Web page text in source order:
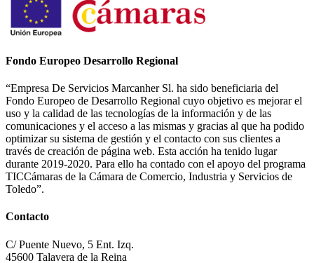
Fondo Europeo Desarrollo Regional
“Empresa De Servicios Marcanher Sl. ha sido beneficiaria del
Fondo Europeo de Desarrollo Regional cuyo objetivo es mejorar el
uso y la calidad de las tecnologías de la información y de las
comunicaciones y el acceso a las mismas y gracias al que ha podido
optimizar su sistema de gestión y el contacto con sus clientes a
través de creación de página web. Esta acción ha tenido lugar
durante 2019-2020. Para ello ha contado con el apoyo del programa
TICCámaras de la Cámara de Comercio, Industria y Servicios de
Toledo”.
Contacto
C/ Puente Nuevo, 5 Ent. Izq.
45600 Talavera de la Reina